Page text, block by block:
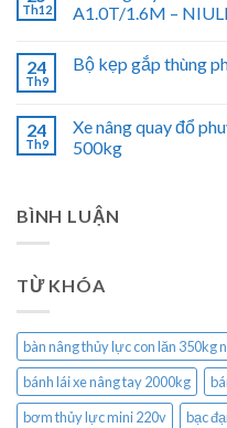
Th12
A1.0T/1.6M – NIULI
24
Th9
Bộ kẹp gắp thùng
24
Th9
Xe nâng quay đổ
500kg
BÌNH LUẬN
TỪ KHÓA
bàn nâng thủy lực con lăn 350kg
bánh lái xe nâng tay 2000kg
bơm thủy lực mini 220v
bạc